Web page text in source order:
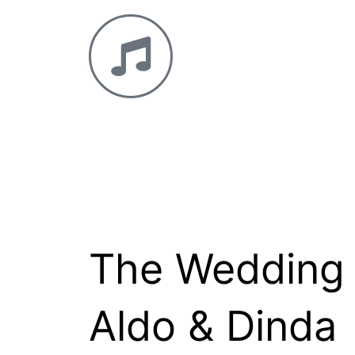
The
Aldo & Dinda